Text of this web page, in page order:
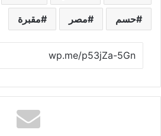
حسم مصر مقبرة